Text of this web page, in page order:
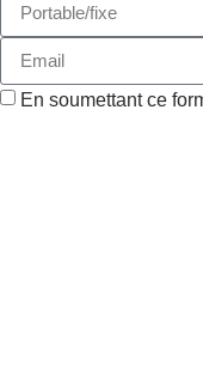
En soumettant ce